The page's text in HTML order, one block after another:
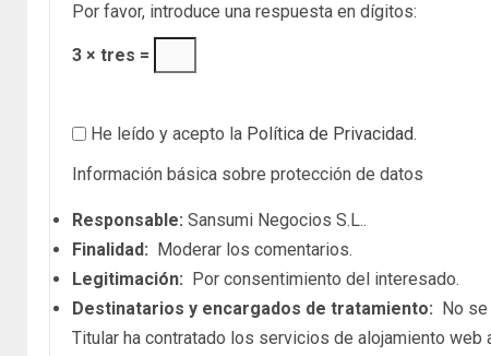
Por favor, introduce una respuesta en dígitos:
3 × tres =
He leído y acepto la Política de Privacidad.
Información básica sobre protección de datos
Responsable: Sansumi Negocios S.L..
Finalidad: Moderar los comentarios.
Legitimación: Por consentimiento del interesado.
Destinatarios y encargados de tratamiento: No
Titular ha contratado los servicios de alojamiento web